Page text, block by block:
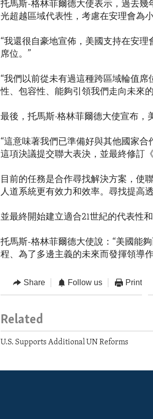
托馬斯-格林菲爾德大使表示，過去幾
光超越區域代表性，考慮在安理會為
“我還很自豪地宣佈，美國支持在安
席位。”
“我們以前從未有過這種跨區域輪值
性、包容性、能夠引領我們走向未來
最後，托馬斯·格林菲爾德大使宣布，
“這意味著我們已準備好與其他國家
這項決議提交聯大表決，並最終修訂
目前的任務是合作尋找解決方案，使
人道系統更有效力和效率。尋找提高
並最終開始建立適合21世紀的代表性
托馬斯-格林菲爾德大使說：“美國能
程、為了多邊主義的未來而發揮領導
Share Follow us Print
Related
U.S. Supports Additional UN Reforms